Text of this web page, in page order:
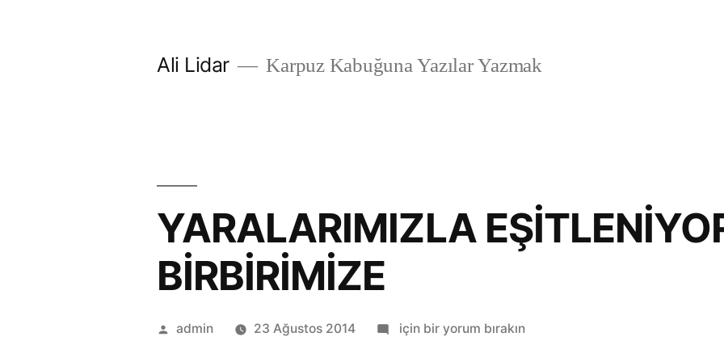
Ali Lidar Karpuz Kabuğuna Yazılar Yazmak
YARALARIMIZLA
BİRBİRİMİZE
Gönderen:
admin 23 Ağustos 2014
YARALARIMIZLA
için bir yorum bırakın